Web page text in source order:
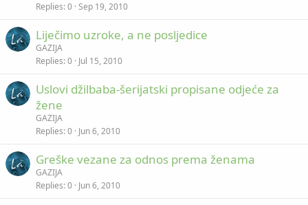
Replies 0 Sep 19, 2010
Liječimo uzroke, a ne posljedice
GAZIJA
Replies 0 Jul 15, 2010
Uslovi džilbaba-šerijatski propisane odjeće za
žene
GAZIJA
Replies 0 Jun 6, 2010
Greške vezane za odnos prema ženama
GAZIJA
Replies 0 Jun 6, 2010